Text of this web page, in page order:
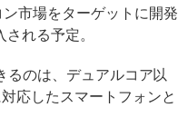
市場をターゲットに開発
れる予定。
のは、デュアルコア以
応したスマートフォンと